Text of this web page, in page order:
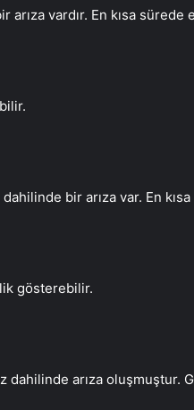
arıza vardır. En kısa
bir arıza var. En
gösterebilir.
arıza oluşmuştur.